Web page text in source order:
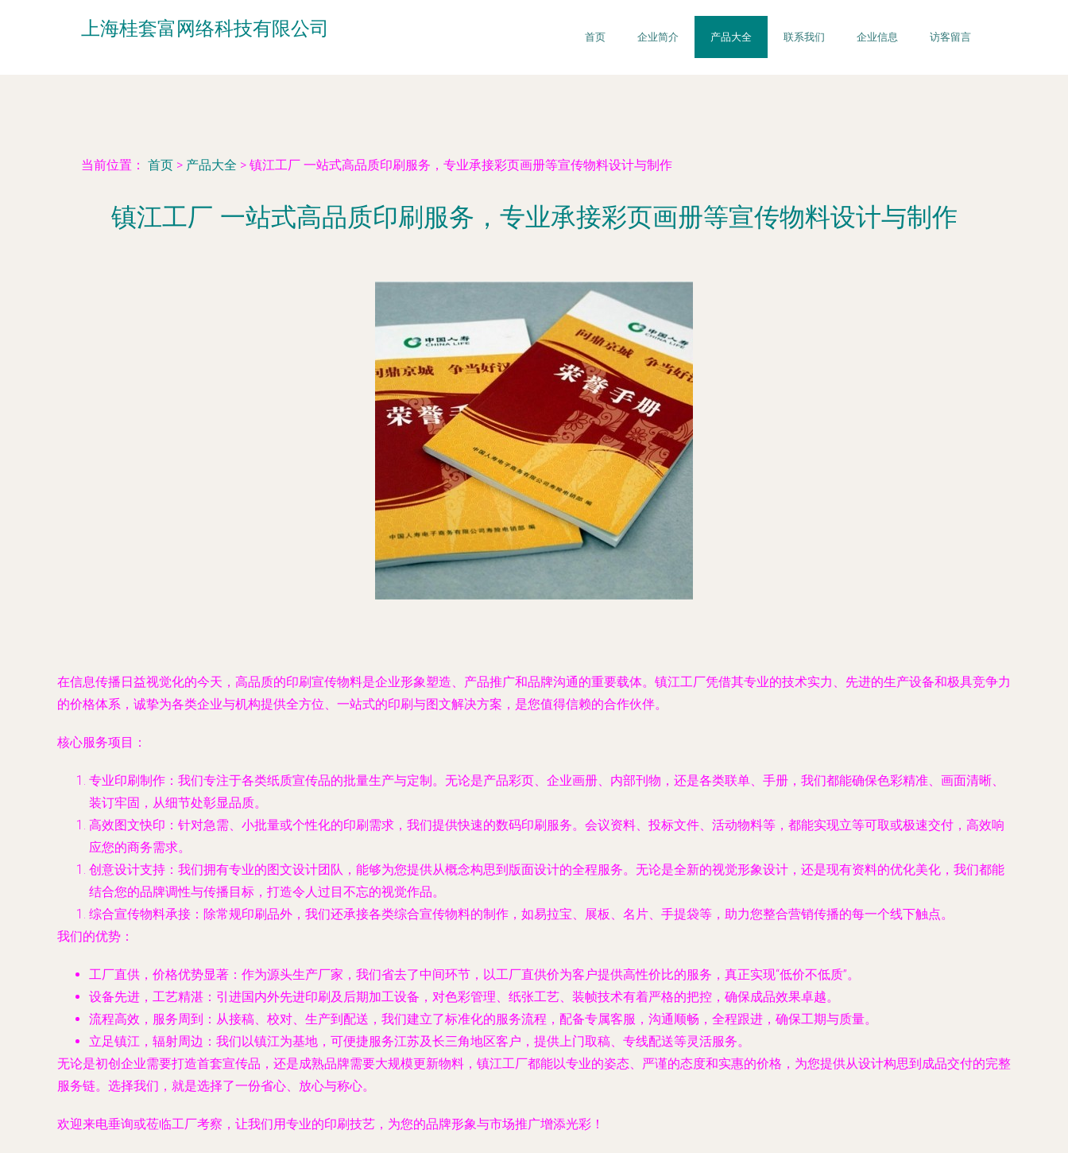
上海桂套富网络科技有限公司 首页 企业简介 产品大全 联系我们 企业信息 访客留言
当前位置： 首页 > 产品大全 > 镇江工厂 一站式高品质印刷服务，专业承接彩页画册等宣传物料设计与制作
镇江工厂 一站式高品质印刷服务，专业承接彩页画册等宣传物料设计与制作
在信息传播日益视觉化的今天，高品质的印刷宣传物料是企业形象塑造、产品推广和品牌沟通的重要载体。镇江工厂凭借其专业的技术实力、先进的生产设备和极具竞争力
的价格体系，诚挚为各类企业与机构提供全方位、一站式的印刷与图文解决方案，是您值得信赖的合作伙伴。
核心服务项目：
专业印刷制作 ：我们专注于各类纸质宣传品的批量生产与定制。无论是产品彩页、企业画册、内部刊物，还是各类联单、手册，我们都能确保色彩精准、画面清晰、
装订牢固，从细节处彰显品质。
高效图文快印 ：针对急需、小批量或个性化的印刷需求，我们提供快速的数码印刷服务。会议资料、投标文件、活动物料等，都能实现立等可取或极速交付，高效响
应您的商务需求。
创意设计支持 ：我们拥有专业的图文设计团队，能够为您提供从概念构思到版面设计的全程服务。无论是全新的视觉形象设计，还是现有资料的优化美化，我们都能
结合您的品牌调性与传播目标，打造令人过目不忘的视觉作品。
综合宣传物料承接 ：除常规印刷品外，我们还承接各类综合宣传物料的制作，如易拉宝、展板、名片、手提袋等，助力您整合营销传播的每一个线下触点。
我们的优势：
工厂直供，价格优势显著 ：作为源头生产厂家，我们省去了中间环节，以工厂直供价为客户提供高性价比的服务，真正实现“低价不低质”。
设备先进，工艺精湛 ：引进国内外先进印刷及后期加工设备，对色彩管理、纸张工艺、装帧技术有着严格的把控，确保成品效果卓越。
流程高效，服务周到 ：从接稿、校对、生产到配送，我们建立了标准化的服务流程，配备专属客服，沟通顺畅，全程跟进，确保工期与质量。
立足镇江，辐射周边 ：我们以镇江为基地，可便捷服务江苏及长三角地区客户，提供上门取稿、专线配送等灵活服务。
无论是初创企业需要打造首套宣传品，还是成熟品牌需要大规模更新物料，镇江工厂都能以专业的姿态、严谨的态度和实惠的价格，为您提供从设计构思到成品交付的完整
服务链。选择我们，就是选择了一份省心、放心与称心。
欢迎来电垂询或莅临工厂考察，让我们用专业的印刷技艺，为您的品牌形象与市场推广增添光彩！